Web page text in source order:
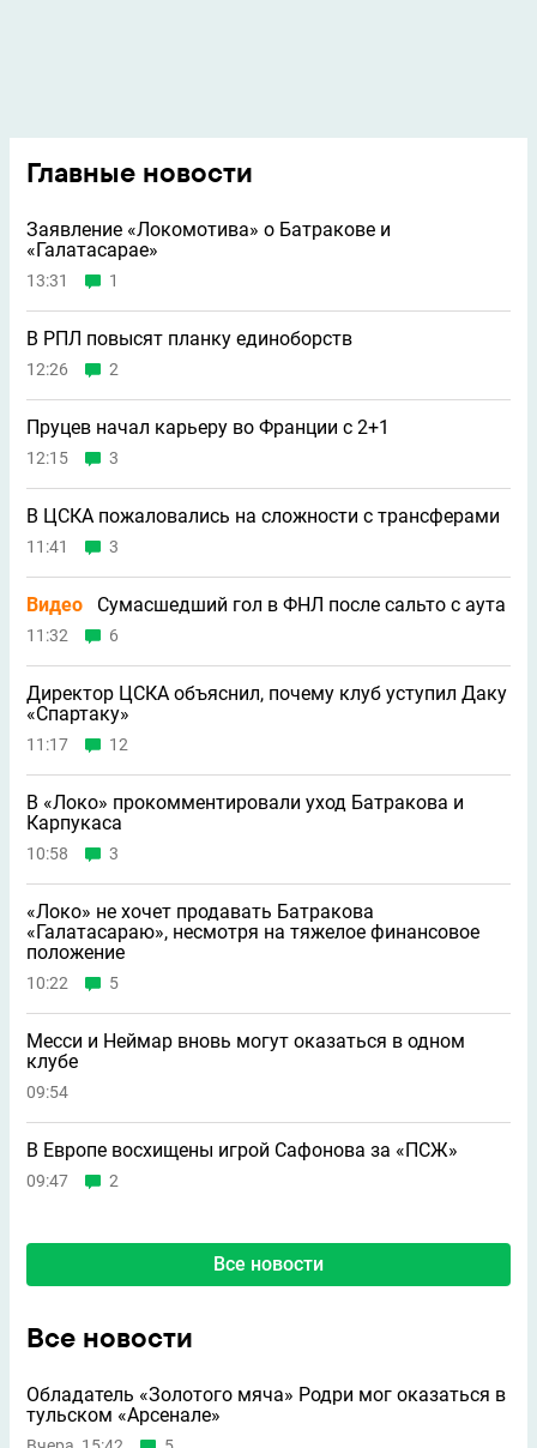
Главные новости
Заявление «Локомотива» о Батракове и
«Галатасарае»
13:31 1
В РПЛ повысят планку единоборств
12:26 2
Пруцев начал карьеру во Франции с 2+1
12:15 3
В ЦСКА пожаловались на сложности с трансферами
11:41 3
Видео Сумасшедший гол в ФНЛ после сальто с аута
11:32 6
Директор ЦСКА объяснил, почему клуб уступил Даку
«Спартаку»
11:17 12
В «Локо» прокомментировали уход Батракова и
Карпукаса
10:58 3
«Локо» не хочет продавать Батракова
«Галатасараю», несмотря на тяжелое финансовое
положение
10:22 5
Месси и Неймар вновь могут оказаться в одном
клубе
09:54
В Европе восхищены игрой Сафонова за «ПСЖ»
09:47 2
Все новости
Все новости
Обладатель «Золотого мяча» Родри мог оказаться в
тульском «Арсенале»